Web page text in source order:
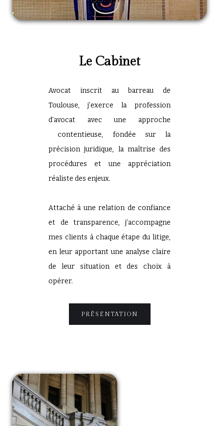
Le Cabinet
Avocat inscrit au barreau de
Toulouse, j’exerce la profession
d’avocat avec une approche
contentieuse, fondée sur la
précision juridique, la maîtrise des
procédures et une appréciation
réaliste des enjeux.
Attaché à une relation de confiance
et de transparence, j’accompagne
mes clients à chaque étape du litige,
en leur apportant une analyse claire
de leur situation et des choix à
opérer.
PRÉSENTATION